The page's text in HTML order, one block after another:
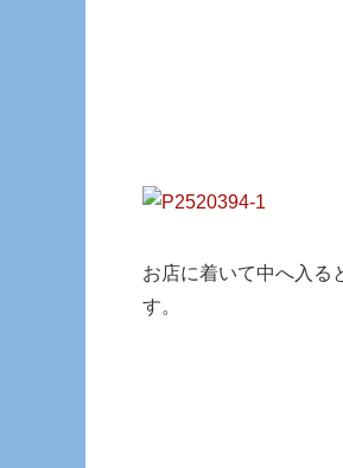
お店に着いて中へ入る
す。